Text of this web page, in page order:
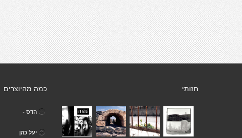
כמה מהיוצרים
הדס -
יעל כהן
חזותי